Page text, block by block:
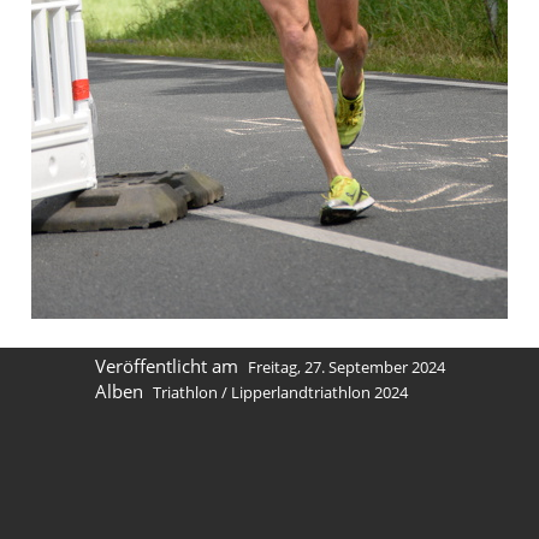
Veröffentlicht am Freitag, 27. September 2024
Alben Triathlon / Lipperlandtriathlon 2024